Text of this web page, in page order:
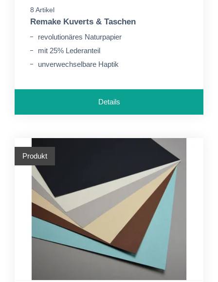
8 Artikel
Remake Kuverts & Taschen
revolutionäres Naturpapier
mit 25% Lederanteil
unverwechselbare Haptik
Details
Produkt